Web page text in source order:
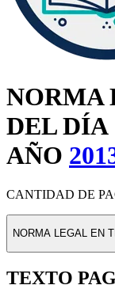
NORMA
DEL DÍA
AÑO
CANTIDAD DE
NORMA LEGAL EN
TEXTO